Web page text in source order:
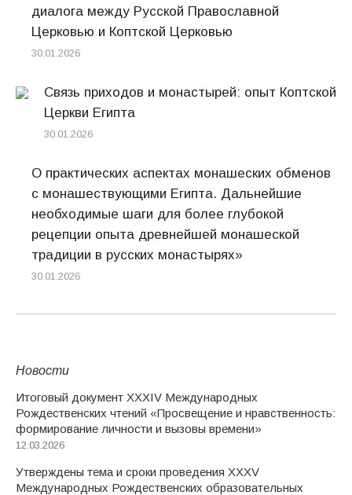
диалога между Русской Православной
Церковью и Коптской Церковью
30.01.2026
Связь приходов и монастырей: опыт Коптской
Церкви Египта
30.01.2026
О практических аспектах монашеских обменов
с монашествующими Египта. Дальнейшие
необходимые шаги для более глубокой
рецепции опыта древнейшей монашеской
традиции в русских монастырях»
30.01.2026
Новости
Итоговый документ XXХIV Международных
Рождественских чтений «Просвещение и нравственность:
формирование личности и вызовы времени»
12.03.2026
Утверждены тема и сроки проведения XXXV
Международных Рождественских образовательных